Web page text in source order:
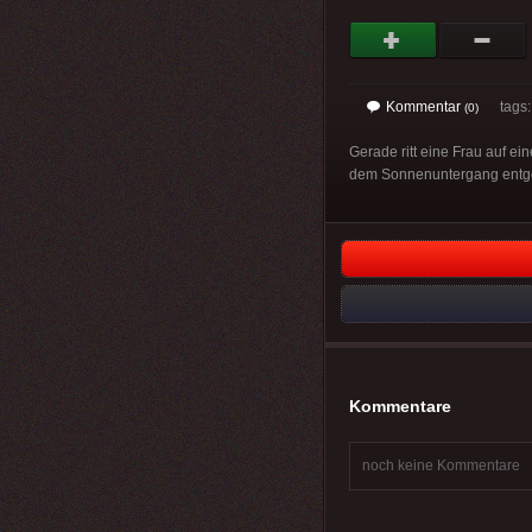
Kommentar (0)
Gerade ritt eine Frau auf
dem Sonnenuntergang
Kommentare
noch keine Kommentare